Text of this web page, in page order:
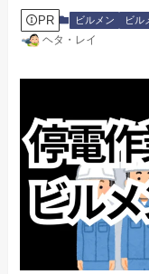
PR ビルメン ビル
ヘタ・レイ